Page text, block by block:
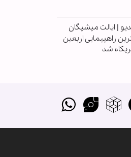
| ایالت میشیگان
راهپیمایی اربعین
شد